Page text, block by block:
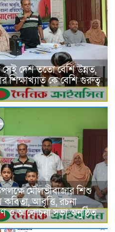
দেশ ততো বেশি উন্নত,
শিক্ষাখ্যাত কে বেশি গুরুত্ব
মৌলভীবাজার শিশু
কবিতা, আবৃত্তি, রচনা
ও আলোচনা সভা অনুষ্ঠিত